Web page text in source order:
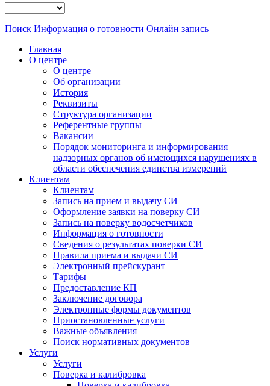
Поиск Информация о готовности Онлайн запись
Главная
О центре
О центре
Об организации
История
Реквизиты
Структура организации
Референтные группы
Вакансии
Порядок мониторинга и информирования
надзорных органов об имеющихся нарушениях в
области обеспечения единства измерений
Клиентам
Клиентам
Запись на прием и выдачу СИ
Оформление заявки на поверку СИ
Запись на поверку водосчетчиков
Информация о готовности
Сведения о результатах поверки СИ
Правила приема и выдачи СИ
Электронный прейскурант
Тарифы
Предоставление КП
Заключение договора
Электронные формы документов
Приостановленные услуги
Важные объявления
Поиск нормативных документов
Услуги
Услуги
Поверка и калибровка